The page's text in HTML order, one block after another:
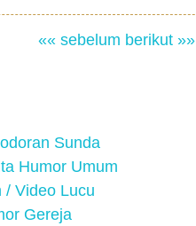
«« sebelum berikut »»
Sunda
Humor Umum
/ Video Lucu
Gereja